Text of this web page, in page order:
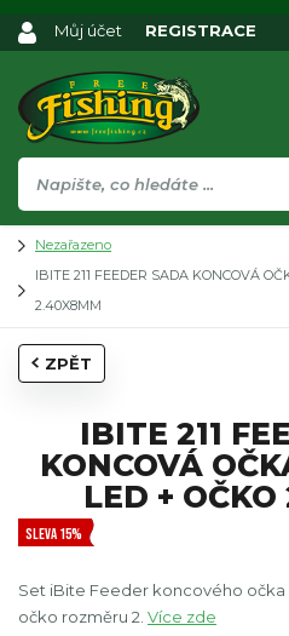
Můj účet REGISTRACE
Nezařazeno
IBITE 211 FEEDER SADA KONCOVÁ
2.40X8MM
ZPĚT
IBITE 211
KONCOVÁ
LED +
SLEVA 15%
Set iBite Feeder koncového očka
očko rozměru 2. Více zde